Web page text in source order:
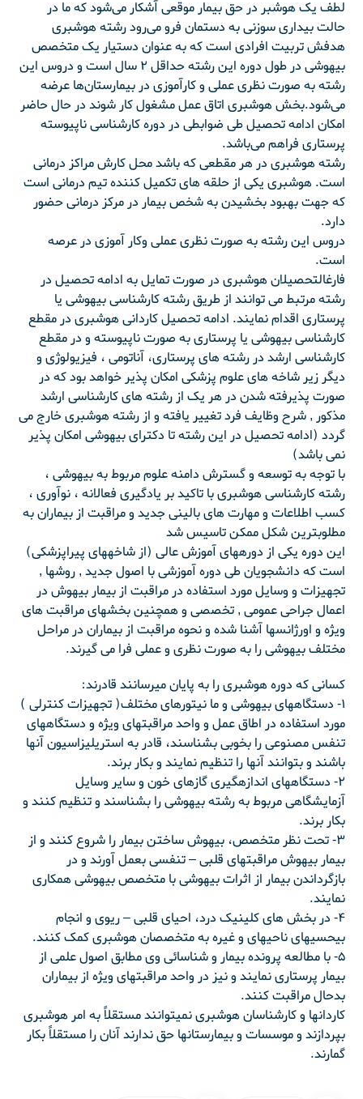
لطف یک هوشبر در حق بیمار موقعی آشکار می‌شود که ما در
حالت بیداری سوزنی به دستمان فرو می‌رود رشته هوشبری
هدفش تربیت افرادی است که به عنوان دستیار یک متخصص
بیهوشی در طول دوره این رشته حداقل ۲ سال است و دروس این
رشته به صورت نظری عملی و کارآموزی در بیمارستان‌ها عرضه
می‌شود.بخش هوشبری اتاق عمل مشغول کار شوند در حال حاضر
امکان ادامه تحصیل طی ضوابطی در دوره کارشناسی ناپیوسته
پرستاری فراهم می‌باشد.
رشته هوشبری در هر مقطعی که باشد محل کارش مراکز درمانی
است. هوشبری یکی از حلقه های تکمیل کننده تیم درمانی است
که جهت بهبود بخشیدن به شخص بیمار در مرکز درمانی حضور
دارد.
دروس این رشته به صورت نظری عملی وکار آموزی در عرصه
است.
فارغ‏التحصیلان هوشبری در صورت تمایل به ادامه تحصیل در
رشته مرتبط می توانند از طریق رشته کارشناسی بیهوشی یا
پرستاری اقدام نمایند. ادامه تحصیل کاردانی هوشبری در مقطع
کارشناسی بیهوشی یا پرستاری به صورت ناپیوسته و در مقطع
کارشناسی ارشد در رشته های پرستاری، آناتومی ، فیزیولوژی و
دیگر زیر شاخه های علوم پزشکی امکان پذیر خواهد بود که در
صورت پذیرفته شدن در هر یک از رشته های کارشناسی ارشد
مذکور , شرح وظایف فرد تغییر یافته و از رشته هوشبری خارج می
گردد (ادامه تحصیل در این رشته تا دکترای بیهوشی امکان پذیر
نمی باشد)
با توجه به توسعه و گسترش دامنه علوم مربوط به بیهوشی ،
رشته کارشناسی هوشبری با تاکید بر یادگیری فعالانه ، نوآوری ،
کسب اطلاعات و مهارت های بالینی جدید و مراقبت از بیماران به
مطلوبترین شکل ممکن تاسیس شد
این دوره یکی از دوره‏های آموزش عالی (از شاخه‏های پیراپزشکی)
است که دانشجویان طی دوره آموزشی با اصول جدید , روشها ,
تجهیزات و وسایل مورد استفاده در مراقبت از بیمار بیهوش در
اعمال جراحی عمومی , تخصصی و همچنین بخشهای مراقبت های
ویژه و اورژانسها آشنا شده و نحوه مراقبت از بیماران در مراحل
مختلف بیهوشی را به صورت نظری و عملی فرا می گیرند.
کسانی که دوره هوشبری را به پایان می‏رسانند قادرند:
۱- دستگاههای بیهوشی و ما نیتورهای مختلف( تجهیزات کنترلی )
مورد استفاده در اطاق عمل و واحد مراقبت‏های ویژه و دستگاههای
تنفس مصنوعی را بخوبی بشناسند، قادر به استریلیزاسیون آنها
باشند و بتوانند آنها را تنظیم نمایند و بکار برند.
۲- دستگاههای اندازه‏گیری گازهای خون و سایر وسایل
آزمایشگاهی مربوط به رشته بیهوشی را بشناسند و تنظیم کنند و
بکار برند.
۳- تحت نظر متخصص، بیهوش ساختن بیمار را شروع کنند و از
بیمار بیهوش مراقبتهای قلبی – تنفسی بعمل آورند و در
بازگرداندن بیمار از اثرات بیهوشی با متخصص بیهوشی همکاری
نمایند.
۴- در بخش های کلینیک درد، احیای قلبی – ریوی و انجام
بیحسی‏های ناحیه‏ای و غیره به متخصصان هوشبری کمک کنند.
۵- با مطالعه پرونده بیمار و شناسائی وی مطابق اصول علمی از
بیمار پرستاری نمایند و نیز در واحد مراقبتهای ویژه از بیماران
بدحال مراقبت کنند.
کاردانها و کارشناسان هوشبری نمی‏توانند مستقلاً به امر هوشبری
بپردازند و موسسات و بیمارستانها حق ندارند آنان را مستقلاً بکار
گمارند.